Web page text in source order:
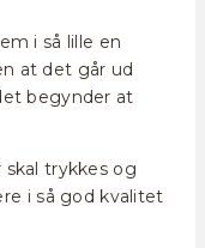
i så lille en
at det går ud
begynder at
trykkes og
i så god kvalitet